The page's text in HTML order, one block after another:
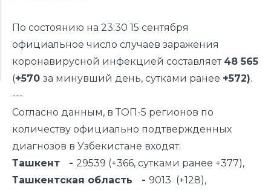
По состоянию на 23:30 15 сентября
официальное число случаев заражения
коронавирусной инфекцией составляет 48 565
(+570 за минувший день, сутками ранее +572).
---
Согласно данным, в ТОП-5 регионов по
количеству официально подтвержденных
диагнозов в Узбекистане входят:
Ташкент - 29539 (+366, сутками ранее +377),
Ташкентская область - 9013 (+128),